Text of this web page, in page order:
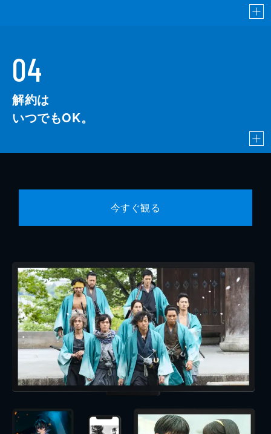
04
解約は
いつでもOK。
今すぐ観る